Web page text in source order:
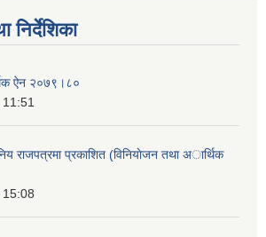
ऐन २०७९।८०
राजपत्रमा प्रकाशित (विनियाेजन तथा अार्थिक